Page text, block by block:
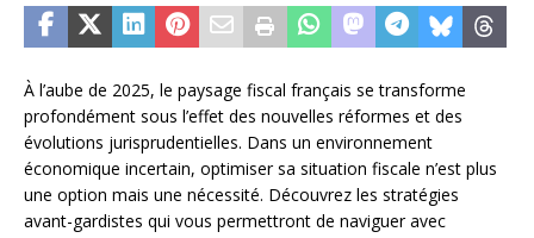
À l’aube de 2025, le paysage fiscal français se transforme
profondément sous l’effet des nouvelles réformes et des
évolutions jurisprudentielles. Dans un environnement
économique incertain, optimiser sa situation fiscale n’est plus
une option mais une nécessité. Découvrez les stratégies
avant-gardistes qui vous permettront de naviguer avec